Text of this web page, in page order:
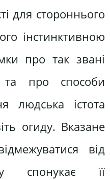
для стороннього
інстинктивною
про так звані
та про способи
людська істота
огиду. Вказане
від
спонукає її